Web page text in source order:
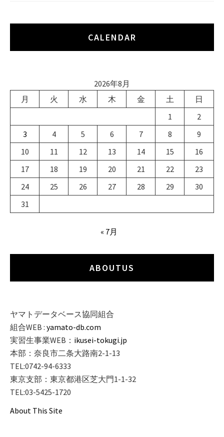
CALENDAR
2026年8月
月
火 水 木 金 土
日
1
2
3
4 5 6 7 8
9
10
11 12 13 14 15
16
17
18 19 20 21 22
23
24
25 26 27 28 29
30
31
« 7月
ABOUTUS
ヤマトデータベース協同組合
組合WEB : yamato-db.com
実習生事業WEB： ikusei-tokugi.jp
本部：奈良市二条大路南2-1-13
TEL:0742-94-6333
東京支部：東京都港区芝大門1-1-32
TEL:03-5425-1720
About This Site